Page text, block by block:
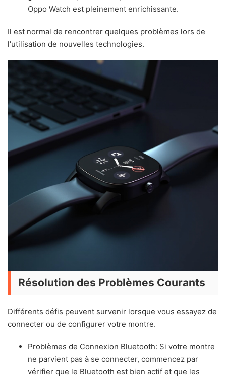
Oppo Watch est pleinement enrichissante.
Il est normal de rencontrer quelques problèmes lors de
l'utilisation de nouvelles technologies.
Résolution des Problèmes Courants
Différents défis peuvent survenir lorsque vous essayez de
connecter ou de configurer votre montre.
Problèmes de Connexion Bluetooth: Si votre montre
ne parvient pas à se connecter, commencez par
vérifier que le Bluetooth est bien actif et que les